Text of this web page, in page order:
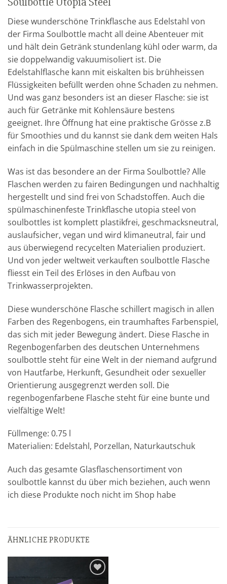
Diese wunderschöne Trinkflasche aus Edelstahl von
der Firma Soulbottle macht all deine Abenteuer mit
und hält dein Getränk stundenlang kühl oder warm, da
sie doppelwandig vakuumisoliert ist. Die
Edelstahlflasche kann mit eiskalten bis brühheissen
Flüssigkeiten befüllt werden ohne Schaden zu nehmen.
Und was ganz besonders ist an dieser Flasche: sie ist
auch für Getränke mit Kohlensäure bestens
geeignet. Ihre Öffnung hat eine praktische Grösse z.B
für Smoothies und du kannst sie dank dem weiten Hals
einfach in die Spülmaschine stellen um sie zu reinigen.
Was ist das besondere an der Firma Soulbottle? Alle
Flaschen werden zu fairen Bedingungen und nachhaltig
hergestellt und sind frei von Schadstoffen. Auch die
spülmaschinenfeste Trinkflasche utopia steel von
soulbottles ist komplett plastikfrei, geschmacksneutral,
auslaufsicher, vegan und wird klimaneutral, fair und
aus überwiegend recycelten Materialien produziert.
Und von jeder weltweit verkauften soulbottle Flasche
fliesst ein Teil des Erlöses in den Aufbau von
Trinkwasserprojekten.
Diese wunderschöne Flasche schillert magisch in allen
Farben des Regenbogens, ein traumhaftes Farbenspiel,
das sich mit jeder Bewegung ändert. Diese Flasche in
Regenbogenfarben des deutschen Unternehmens
soulbottle steht für eine Welt in der niemand aufgrund
von Hautfarbe, Herkunft, Gesundheit oder sexueller
Orientierung ausgegrenzt werden soll. Die
regenbogenfarbene Flasche steht für eine bunte und
vielfältige Welt!
Füllmenge: 0.75 l
Materialien: Edelstahl, Porzellan, Naturkautschuk
Auch das gesamte Glasflaschensortiment von
soulbottle kannst du über mich beziehen, auch wenn
ich diese Produkte noch nicht im Shop habe
ÄHNLICHE PRODUKTE